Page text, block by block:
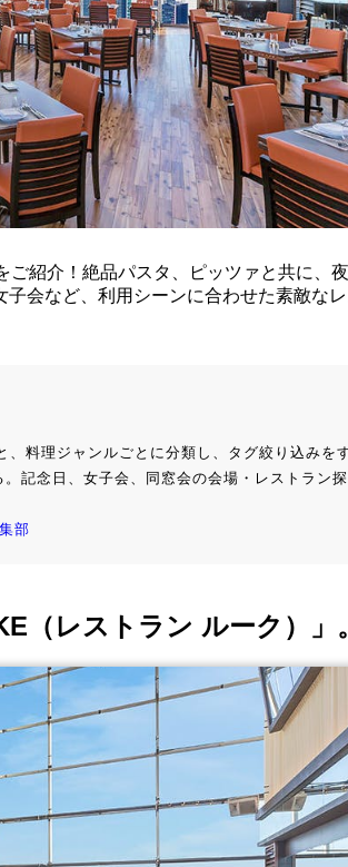
紹介！絶品パスタ、ピッツァと共に、
会など、利用シーンに合わせた素敵な
料理ジャンルごとに分類し、タグ絞り込みを
記念日、女子会、同窓会の会場・レストラン
部
（レストラン ルーク）」。